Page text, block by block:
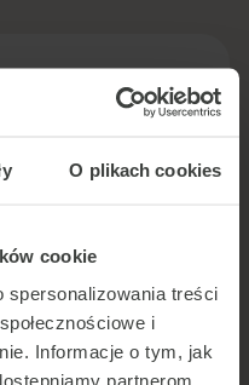
O plikach cookies
cookie
treści
i
Informacje o tym, jak
partnerom